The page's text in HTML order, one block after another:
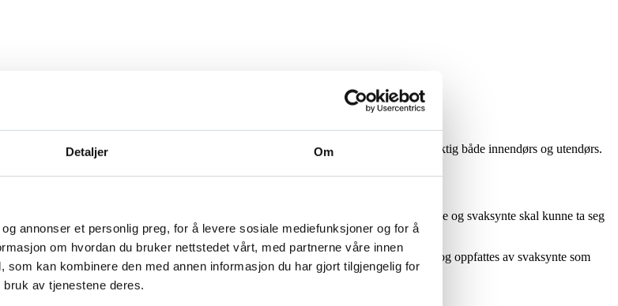
Detaljer Om
annonser et personlig preg, for å levere sosiale mediefunksjoner og for å
om hvordan du bruker nettstedet vårt, med partnerne våre innen
som kan kombinere den med annen informasjon du har gjort tilgjengelig for
av tjenestene deres.
i henhold til universell utforming.
På denne siden gir vi deg en innføring i taktil merking, og forklarer hvorfor det er viktig både innendørs og utendørs.
taktil betyr noe som kan berøres. Hensikten med taktil merking er at synshemmede og svaksynte skal kunne ta seg
plasser og bygninger.
På denne måten kan taktil oppmerking både oppfattes av blinde ved bruk av stokk, og oppfattes av svaksynte som
trapp.